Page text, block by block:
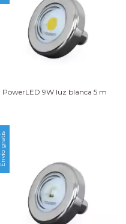
PowerLED 9W luz blanca 5 m
Envío gratis